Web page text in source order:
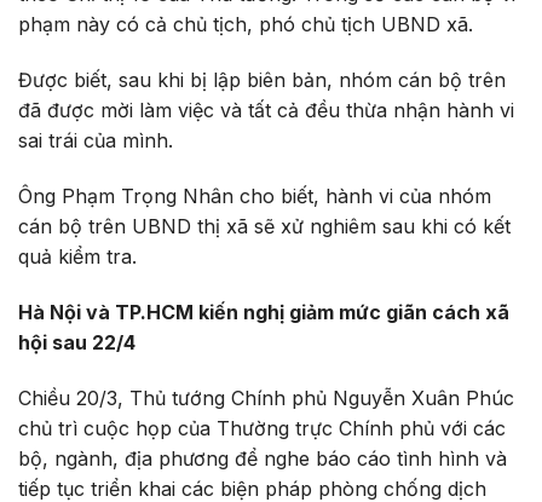
phạm này có cả chủ tịch, phó chủ tịch UBND xã.
Được biết, sau khi bị lập biên bản, nhóm cán bộ trên
đã được mời làm việc và tất cả đều thừa nhận hành vi
sai trái của mình.
Ông Phạm Trọng Nhân cho biết, hành vi của nhóm
cán bộ trên UBND thị xã sẽ xử nghiêm sau khi có kết
quả kiểm tra.
Hà Nội và TP.HCM kiến nghị giảm mức giãn cách xã
hội sau 22/4
Chiều 20/3, Thủ tướng Chính phủ Nguyễn Xuân Phúc
chủ trì cuộc họp của Thường trực Chính phủ với các
bộ, ngành, địa phương để nghe báo cáo tình hình và
tiếp tục triển khai các biện pháp phòng chống dịch